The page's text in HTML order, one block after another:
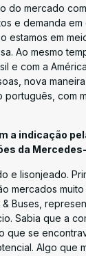
do mercado
e demanda
estamos em
Ao mesmo
e com a
nova
com
a indicação
da
e lisonjeado.
mercados
Buses,
Sabia que a
que se
Algo que